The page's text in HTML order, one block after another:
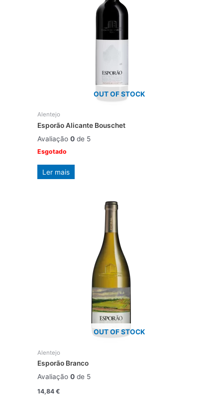
OUT OF STOCK
Alentejo
Esporão Alicante Bouschet
Avaliação 0de 5
Esgotado
Ler mais
OUT OF STOCK
Alentejo
Esporão Branco
Avaliação 0de 5
14,84 €